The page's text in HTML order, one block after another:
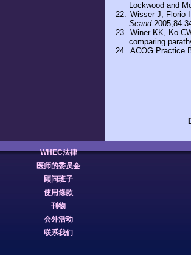
Lockwood and
Wisser J, Florio
Scand
Winer KK, Ko
comparing
ACOG Practice
WHEC法律
医师的委员会
顾问班子
使用條款
刊物
会外活动
联系我们